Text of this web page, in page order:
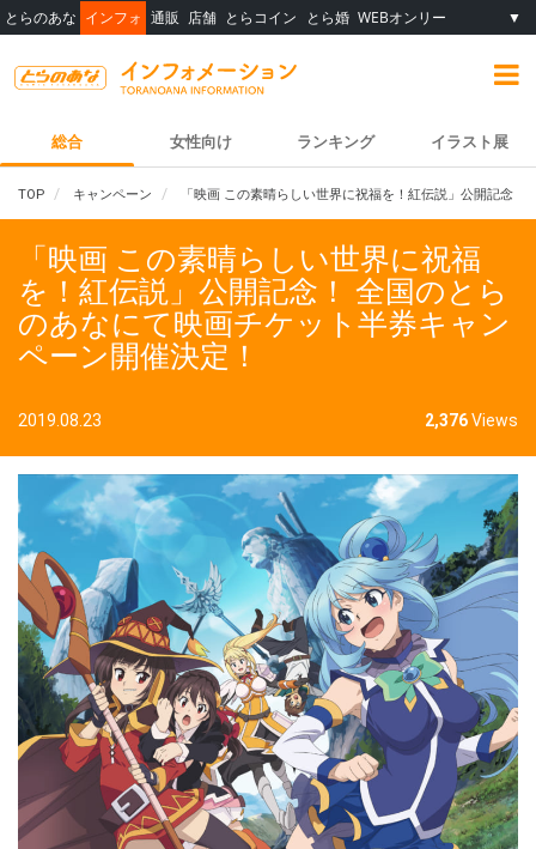
とらのあな インフォ 通販 店舗 とらコイン とら婚 WEBオンリー ▼
総合 女性向け ランキング イラスト展
TOP キャンペーン 「映画 この素晴らしい世界に祝福を！紅伝説」公開記念
「映画 この素晴らしい世界に祝福
を！紅伝説」公開記念！ 全国のとら
のあなにて映画チケット半券キャン
ペーン開催決定！
2019.08.23 2,376Views